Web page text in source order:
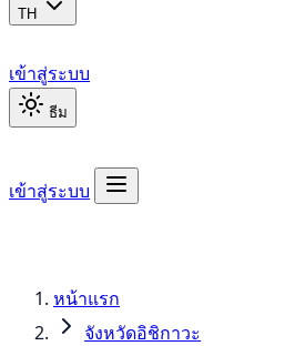
TH
เข้าสู่ระบบ
ธีม
เข้าสู่ระบบ
หน้าแรก
จังหวัดอิชิกาวะ